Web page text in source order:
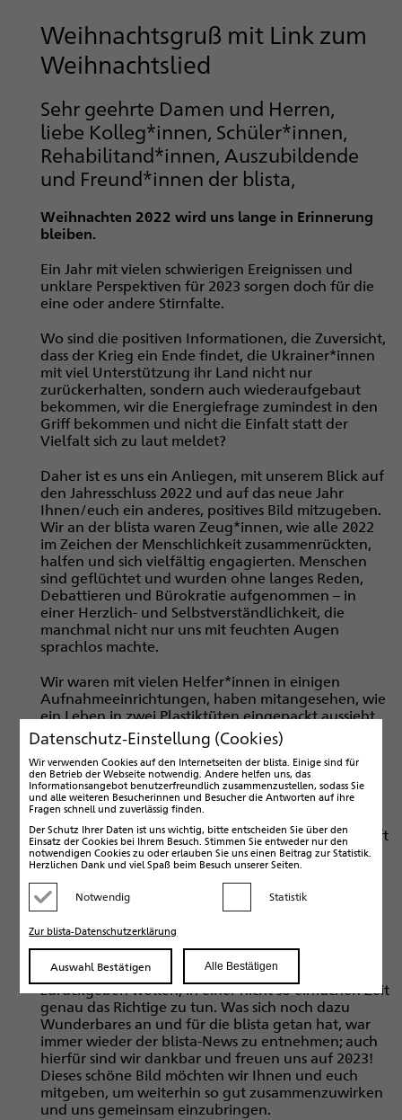
g
a
o
n
Weihnachtsgruß mit Link zum
Weihnachtslied
Sehr geehrte Damen und Herren,
liebe Kolleg*innen, Schüler*innen,
Rehabilitand*innen, Auszubildende
und Freund*innen der blista,
Weihnachten 2022 wird uns lange in Erinnerung
bleiben.
Ein Jahr mit vielen schwierigen Ereignissen und
unklare Perspektiven für 2023 sorgen doch für die
eine oder andere Stirnfalte.
Wo sind die positiven Informationen, die Zuversicht,
dass der Krieg ein Ende findet, die Ukrainer*innen
mit viel Unterstützung ihr Land nicht nur
zurückerhalten, sondern auch wiederaufgebaut
bekommen, wir die Energiefrage zumindest in den
Griff bekommen und nicht die Einfalt statt der
Vielfalt sich zu laut meldet?
Daher ist es uns ein Anliegen, mit unserem Blick auf
den Jahresschluss 2022 und auf das neue Jahr
Ihnen/euch ein anderes, positives Bild mitzugeben.
Wir an der blista waren Zeug*innen, wie alle 2022
im Zeichen der Menschlichkeit zusammenrückten,
halfen und sich vielfältig engagierten. Menschen
sind geflüchtet und wurden ohne langes Reden,
Debattieren und Bürokratie aufgenommen – in
einer Herzlich- und Selbstverständlichkeit, die
manchmal nicht nur uns mit feuchten Augen
sprachlos machte.
Wir waren mit vielen Helfer*innen in einigen
Aufnahmeeinrichtungen, haben mitangesehen, wie
ein Leben in zwei Plastiktüten eingepackt aussieht,
Dankbarkeit und auch Entsetzen über
zurückliegende tagelange Busfahrten mit
Bombeneinschlägen zu spüren waren und sich für
einen Neustart sammeln musste. Nur 2.303
Kilometer von der blista entfernt wurde unsere
Partnerschule in Charkiw durch Beschuss und
Bombeneinschläge beschädigt, aber die Bereitschaft
und Mittel für den Wiederaufbau (wenn noch
möglich) sind fest eingeplant.
All dieses ist nur möglich in einer Gemeinschaft, die
durften dies 2022 vielfach mit Ihnen und euch
erleben, wofür wir unseren großen Dank
aussprechen und gleichzeitig dieses warme Gefühl
zurückgeben wollen, in einer nicht so einfachen Zeit
genau das Richtige zu tun. Was sich noch dazu
Wunderbares an und für die blista getan hat, war
immer wieder der blista-News zu entnehmen; auch
hierfür sind wir dankbar und freuen uns auf 2023!
Dieses schöne Bild möchten wir Ihnen und euch
mitgeben, um weiterhin so gut zusammenzuwirken
und uns gemeinsam einzubringen.
Datenschutz-Einstellung (Cookies)
Wir verwenden Cookies auf den Internetseiten der blista. Einige sind für
den Betrieb der Webseite notwendig. Andere helfen uns, das
Informationsangebot benutzerfreundlich zusammenzustellen, sodass Sie
und alle weiteren Besucherinnen und Besucher die Antworten auf ihre
Fragen schnell und zuverlässig finden.
Der Schutz Ihrer Daten ist uns wichtig, bitte entscheiden Sie über den
Einsatz der Cookies bei Ihrem Besuch. Stimmen Sie entweder nur den
notwendigen Cookies zu oder erlauben Sie uns einen Beitrag zur Statistik.
Herzlichen Dank und viel Spaß beim Besuch unserer Seiten.
Notwendig Statistik
Zur blista-Datenschutzerklärung
Auswahl Bestätigen Alle Bestätigen